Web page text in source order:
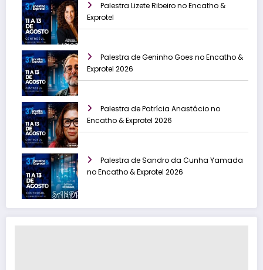
Palestra Lizete Ribeiro no Encatho &
Exprotel
Palestra de Geninho Goes no Encatho &
Exprotel 2026
Palestra de Patrícia Anastácio no
Encatho & Exprotel 2026
Palestra de Sandro da Cunha Yamada
no Encatho & Exprotel 2026